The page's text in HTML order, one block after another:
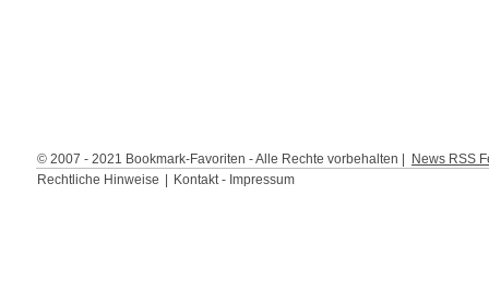
© 2007 - 2021 Bookmark-Favoriten - Alle Rechte vorbehalten |
News RSS
Rechtliche Hinweise
Kontakt - Impressum